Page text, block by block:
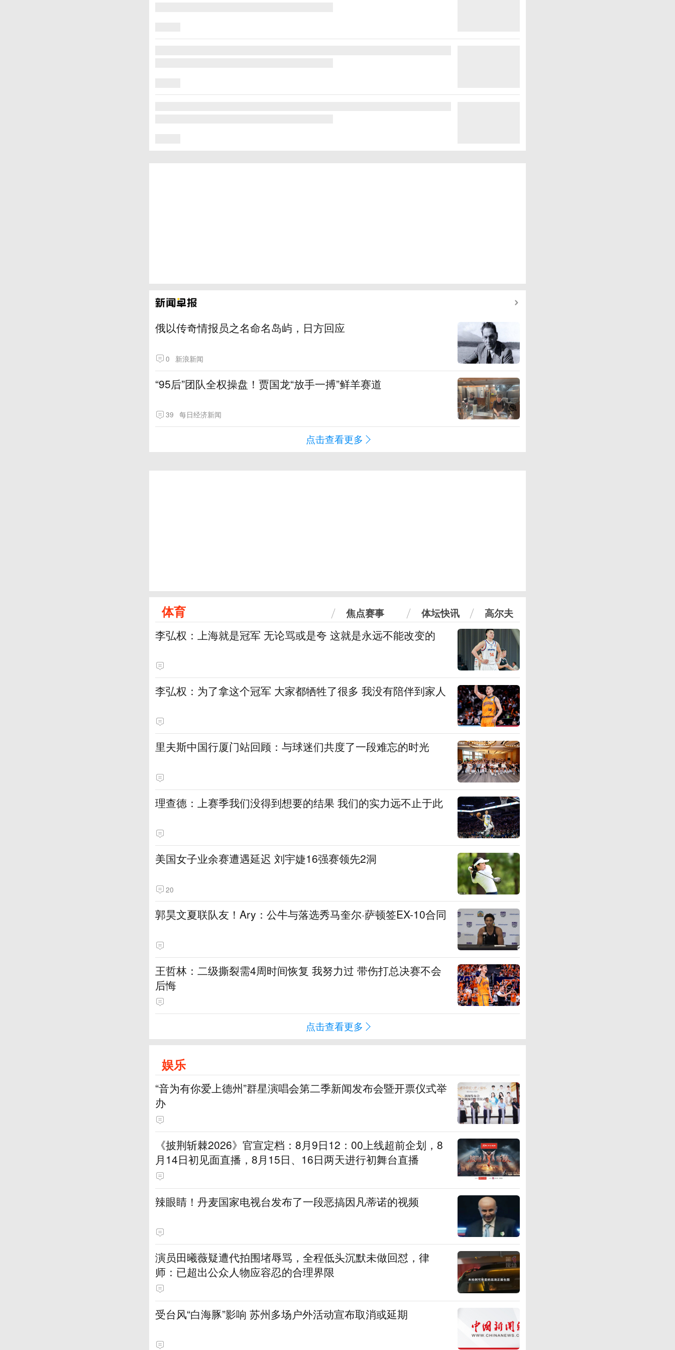
俄以传奇情报员之名命名岛屿，日方回应
0 新浪新闻
“95后”团队全权操盘！贾国龙“放手一搏”鲜羊赛道
39 每日经济新闻
点击查看更多
体育 焦点赛事 体坛快讯 高尔夫
李弘权：上海就是冠军 无论骂或是夸 这就是永远不能改变的
李弘权：为了拿这个冠军 大家都牺牲了很多 我没有陪伴到家人
里夫斯中国行厦门站回顾：与球迷们共度了一段难忘的时光
理查德：上赛季我们没得到想要的结果 我们的实力远不止于此
美国女子业余赛遭遇延迟 刘宇婕16强赛领先2洞
20
郭昊文夏联队友！Ary：公牛与落选秀马奎尔·萨顿签EX-10合同
王哲林：二级撕裂需4周时间恢复 我努力过 带伤打总决赛不会
后悔
点击查看更多
娱乐
“音为有你爱上德州”群星演唱会第二季新闻发布会暨开票仪式举
办
《披荆斩棘2026》官宣定档：8月9日12：00上线超前企划，8
月14日初见面直播，8月15日、16日两天进行初舞台直播
辣眼睛！丹麦国家电视台发布了一段恶搞因凡蒂诺的视频
演员田曦薇疑遭代拍围堵辱骂，全程低头沉默未做回怼，律
师：已超出公众人物应容忍的合理界限
受台风“白海豚”影响 苏州多场户外活动宣布取消或延期